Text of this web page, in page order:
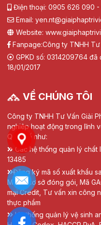
Điện thoại: 0905 626 090
Email:
Website:
Fanpage:Công ty TNHH
GPKD số: 0314209764
18/01/2017
VỀ CHÚNG TÔI
Công ty TNHH Tư Vấn Giải
nghiệp hoạt động trong lĩnh
Quốc tế như:
Các hệ thống quản lý chất
13485
Đăng ký mã số xuất khẩu
Mã số cơ sở đóng gói, Mã
mại Credit, Tư vấn xin công
thực phẩm
Hệ thống quản lý vệ sinh